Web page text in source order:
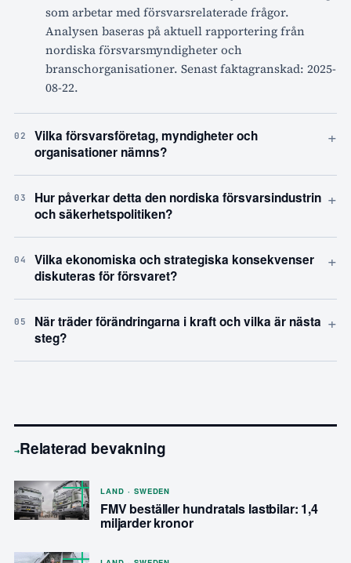
som arbetar med försvarsrelaterade frågor.
Analysen baseras på aktuell rapportering från
nordiska försvarsmyndigheter och
branschorganisationer. Senast faktagranskad: 2025-
08-22.
02
Vilka försvarsföretag, myndigheter och
organisationer nämns?
+
03
Hur påverkar detta den nordiska försvarsindustrin
och säkerhetspolitiken?
+
04
Vilka ekonomiska och strategiska konsekvenser
diskuteras för försvaret?
+
05
När träder förändringarna i kraft och vilka är nästa
steg?
+
→Relaterad bevakning
LAND · SWEDEN
FMV beställer hundratals lastbilar: 1,4
miljarder kronor